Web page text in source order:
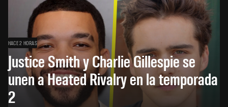
HACE 2 HORAS
Justice Smith y Charlie Gillespie se
unen a Heated Rivalry en la temporada
2